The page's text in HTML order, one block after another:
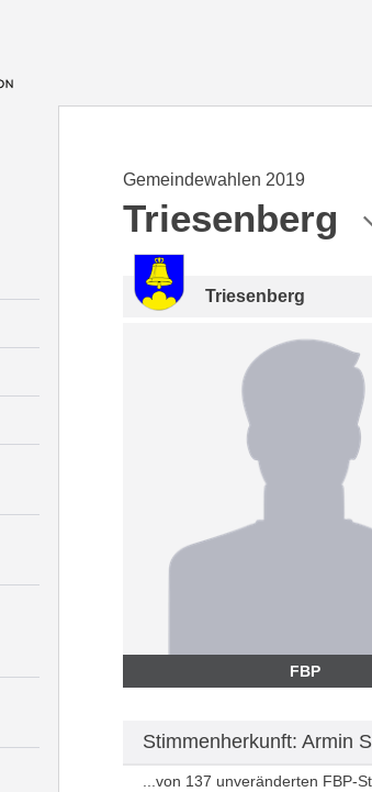
Gemeindewahlen 2019
Triesenberg
Triesenberg
FBP
Stimmenherkunft: Armin
...von 137 unveränderten FBP-